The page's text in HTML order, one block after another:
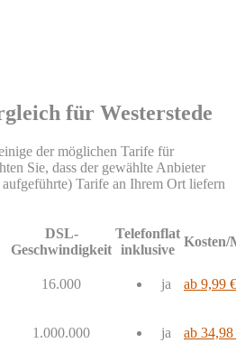
für Westerstede
der möglichen Tarife für
Sie, dass der gewählte Anbieter
Tarife an Ihrem Ort liefern
DSL-
Geschwindigkeit
Telefonflat
inklusive
Kosten/
16.000 ja ab 9,99 €
1.000.000 ja ab 34,98